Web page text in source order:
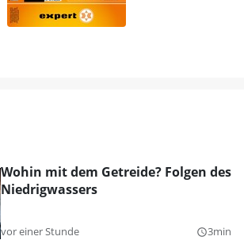
Wohin mit dem Getreide? Folgen des
Niedrigwassers
vor einer Stunde query_builder3min